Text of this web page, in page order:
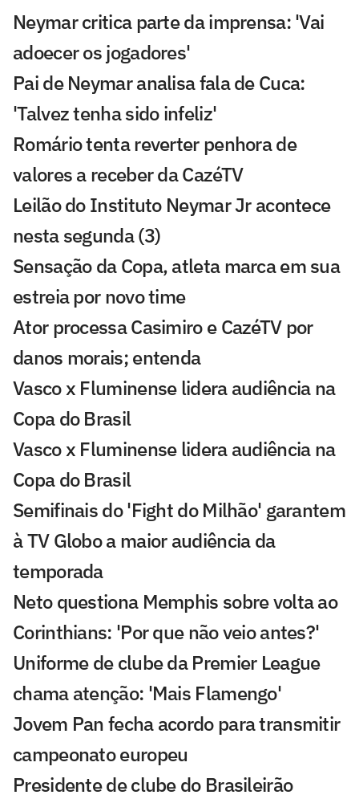
Neymar critica parte da imprensa: 'Vai
adoecer os jogadores'
Pai de Neymar analisa fala de Cuca:
'Talvez tenha sido infeliz'
Romário tenta reverter penhora de
valores a receber da CazéTV
Leilão do Instituto Neymar Jr acontece
nesta segunda (3)
Sensação da Copa, atleta marca em sua
estreia por novo time
Ator processa Casimiro e CazéTV por
danos morais; entenda
Vasco x Fluminense lidera audiência na
Copa do Brasil
Vasco x Fluminense lidera audiência na
Copa do Brasil
Semifinais do 'Fight do Milhão' garantem
à TV Globo a maior audiência da
temporada
Neto questiona Memphis sobre volta ao
Corinthians: 'Por que não veio antes?'
Uniforme de clube da Premier League
chama atenção: 'Mais Flamengo'
Jovem Pan fecha acordo para transmitir
campeonato europeu
Presidente de clube do Brasileirão